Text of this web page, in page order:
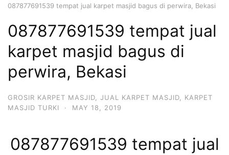
087877691539 tempat jual karpet masjid bagus di perwira, Bekasi
087877691539 tempat jual
karpet masjid bagus di
perwira, Bekasi
GROSIR KARPET MASJID JUAL KARPET MASJID
KARPET
MASJID TURKI
· MAY 18, 2019
087877691539 tempat jual